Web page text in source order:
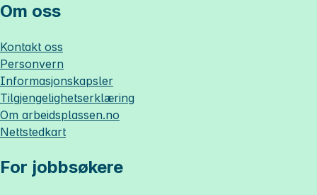
Om oss
Kontakt oss
Personvern
Informasjonskapsler
Tilgjengelighetserklæring
Om arbeidsplassen.no
Nettstedkart
For jobbsøkere